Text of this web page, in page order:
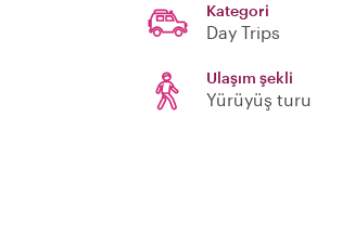
Kategori
Day Trips
Ulaşım şekli
Yürüyüş turu